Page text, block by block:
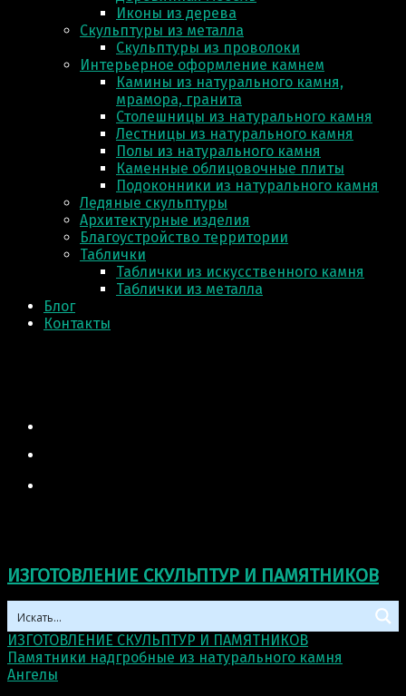
Иконы из дерева
Скульптуры из металла
Скульптуры из проволоки
Интерьерное оформление камнем
Камины из натурального камня,
мрамора, гранита
Столешницы из натурального камня
Лестницы из натурального камня
Полы из натурального камня
Каменные облицовочные плиты
Подоконники из натурального камня
Ледяные скульптуры
Архитектурные изделия
Благоустройство территории
Таблички
Таблички из искусственного камня
Таблички из металла
Блог
Контакты
ИЗГОТОВЛЕНИЕ СКУЛЬПТУР И ПАМЯТНИКОВ
ИЗГОТОВЛЕНИЕ СКУЛЬПТУР И ПАМЯТНИКОВ
Памятники надгробные из натурального камня
Ангелы